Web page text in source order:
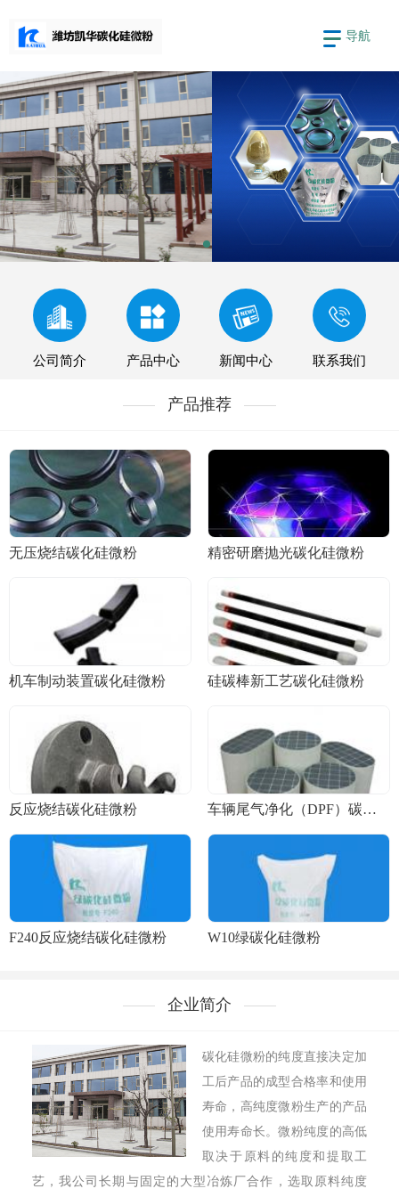
导航
公司简介 产品中心 新闻中心 联系我们
产品推荐
无压烧结碳化硅微粉 精密研磨抛光碳化硅微粉
机车制动装置碳化硅微粉 硅碳棒新工艺碳化硅微粉
反应烧结碳化硅微粉 车辆尾气净化（DPF）碳化硅微粉
F240反应烧结碳化硅微粉 W10绿碳化硅微粉
企业简介
碳化硅微粉的纯度直接决定加
工后产品的成型合格率和使用
寿命，高纯度微粉生产的产品
使用寿命长。微粉纯度的高低
取决于原料的纯度和提取工
艺，我公司长期与固定的大型冶炼厂合作，选取原料纯度